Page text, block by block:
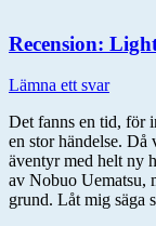
Recension:
Lämna ett svar
Det fanns en tid, för
en stor händelse. Då
äventyr med helt ny
av Nobuo Uematsu,
grund. Låt mig säga